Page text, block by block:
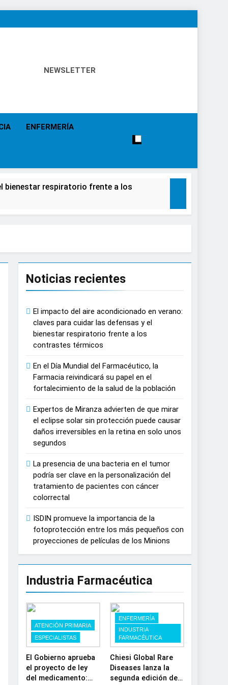
NEWSLETTER
ENFERMERÍA
bienestar respiratorio frente a los
daños irreversibles en la retina en
tratamiento de pacientes con cáncer
proyecciones de películas de los
lactante
playas y otros espacios al aire
estratégica y modernización
muscular del deportista
Noticias recientes
El impacto del aire acondicionado en verano:
claves para cuidar las defensas y el
bienestar respiratorio frente a los
contrastes térmicos
En el Día Mundial del Farmacéutico, la
Farmacia reivindicará su papel en el
fortalecimiento de la salud de la población
Expertos de Miranza advierten de que mirar
el eclipse solar sin protección puede causar
daños irreversibles en la retina en solo unos
segundos
La presencia de una bacteria en el tumor
podría ser clave en la personalización del
tratamiento de pacientes con cáncer
colorrectal
ISDIN promueve la importancia de la
fotoprotección entre los más pequeños con
proyecciones de películas de los Minions
Industria Farmacéutica
ATENCIÓN PRIMARIA
ESPECIALISTAS
El Gobierno aprueba
el proyecto de ley
del medicamento:
ENFERMERÍA
INDUSTRIA
FARMACÉUTICA
Chiesi Global Rare
Diseases lanza la
segunda edición de